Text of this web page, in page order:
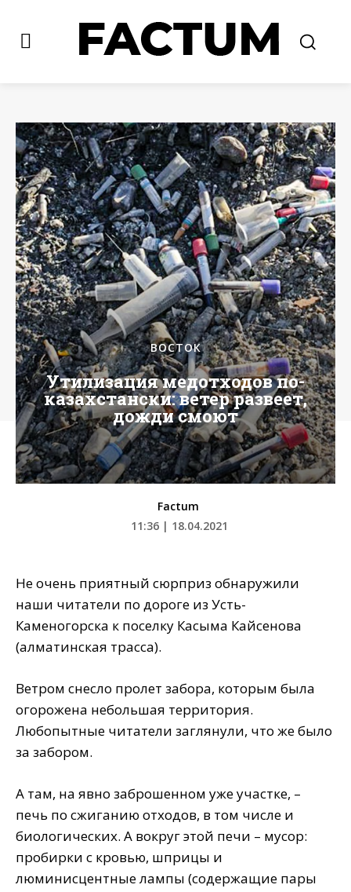
ВОСТОК
Утилизация медотходов по-
казахстански: ветер развеет,
дожди смоют
Factum
11:36 | 18.04.2021
Не очень приятный сюрприз обнаружили
наши читатели по дороге из Усть-
Каменогорска к поселку Касыма Кайсенова
(алматинская трасса).
Ветром снесло пролет забора, которым была
огорожена небольшая территория.
Любопытные читатели заглянули, что же было
за забором.
А там, на явно заброшенном уже участке, –
печь по сжиганию отходов, в том числе и
биологических. А вокруг этой печи – мусор:
пробирки с кровью, шприцы и
люминисцентные лампы (содержащие пары